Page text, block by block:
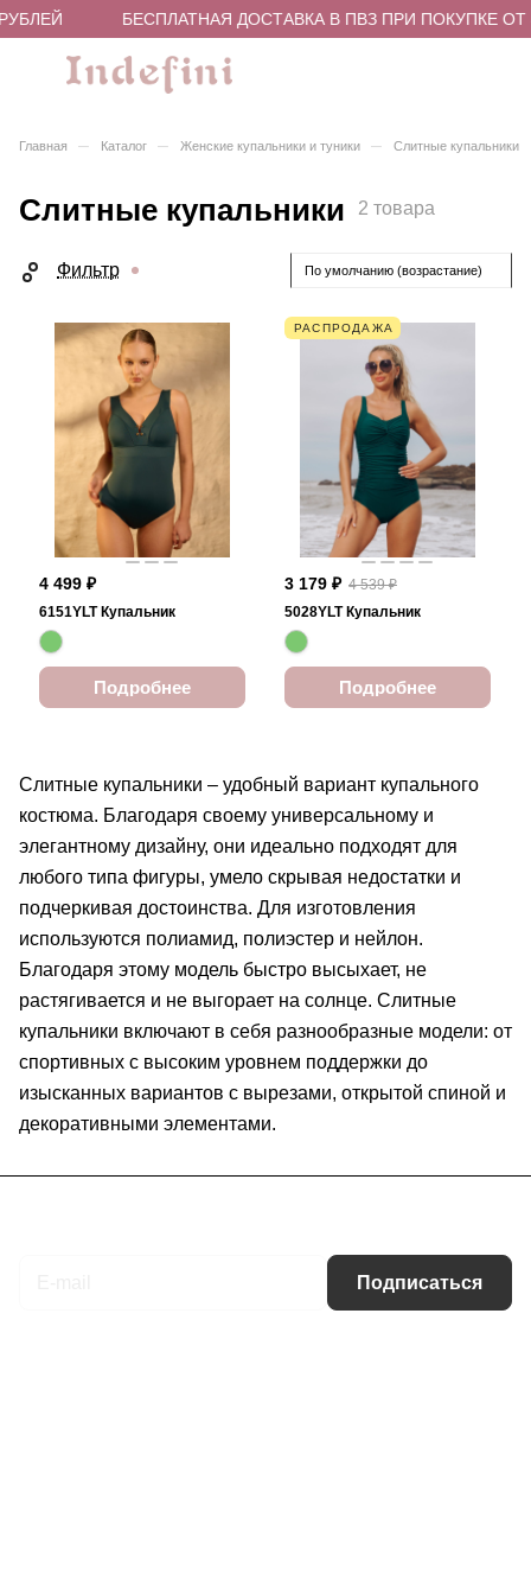
БЕСПЛАТНАЯ ДОСТАВКА В ПВЗ ПРИ ПОКУПКЕ ОТ
Главная – Каталог – Женские купальники и туники – Слитные купальники
Слитные купальники 2 товара
Фильтр По умолчанию (возрастание)
4 499 ₽
6151YLT Купальник
Подробнее
РАСПРОДАЖА
3 179 ₽ 4 539 ₽
5028YLT Купальник
Подробнее
Слитные купальники – удобный вариант купального
костюма. Благодаря своему универсальному и
элегантному дизайну, они идеально подходят для
любого типа фигуры, умело скрывая недостатки и
подчеркивая достоинства. Для изготовления
используются полиамид, полиэстер и нейлон.
Благодаря этому модель быстро высыхает, не
растягивается и не выгорает на солнце. Слитные
купальники включают в себя разнообразные модели: от
спортивных с высоким уровнем поддержки до
изысканных вариантов с вырезами, открытой спиной и
декоративными элементами.
Подписаться